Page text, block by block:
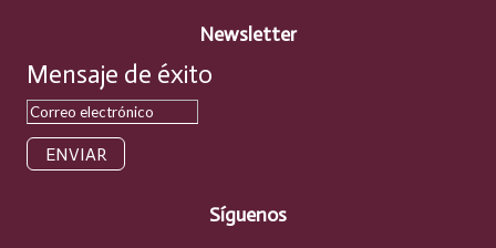
Newsletter
Mensaje de éxito
ENVIAR
Síguenos